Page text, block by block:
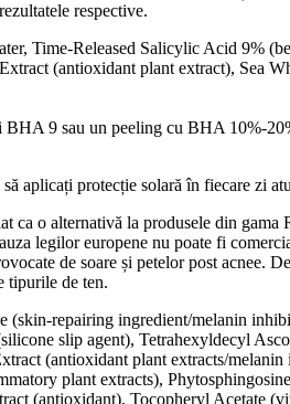
respective.
Time-Released Salicylic Acid 9%
(antioxidant plant extract), Sea
9 sau un peeling cu BHA 10%-
aplicați protecție solară în fiecare zi
ca o alternativă la produsele din
legilor europene nu poate fi
de soare și petelor post acnee.
tipurile de ten.
(skin-repairing ingredient/melanin
slip agent), Tetrahexyldecyl
(antioxidant plant extracts/
plant extracts),
(antioxidant), Tocopheryl Acetate